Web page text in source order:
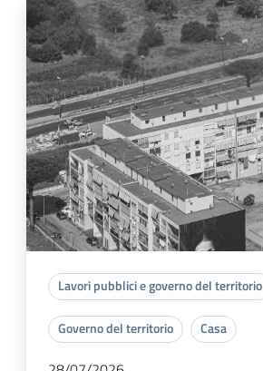
Lavori pubblici e governo del territorio
Governo del territorio Casa